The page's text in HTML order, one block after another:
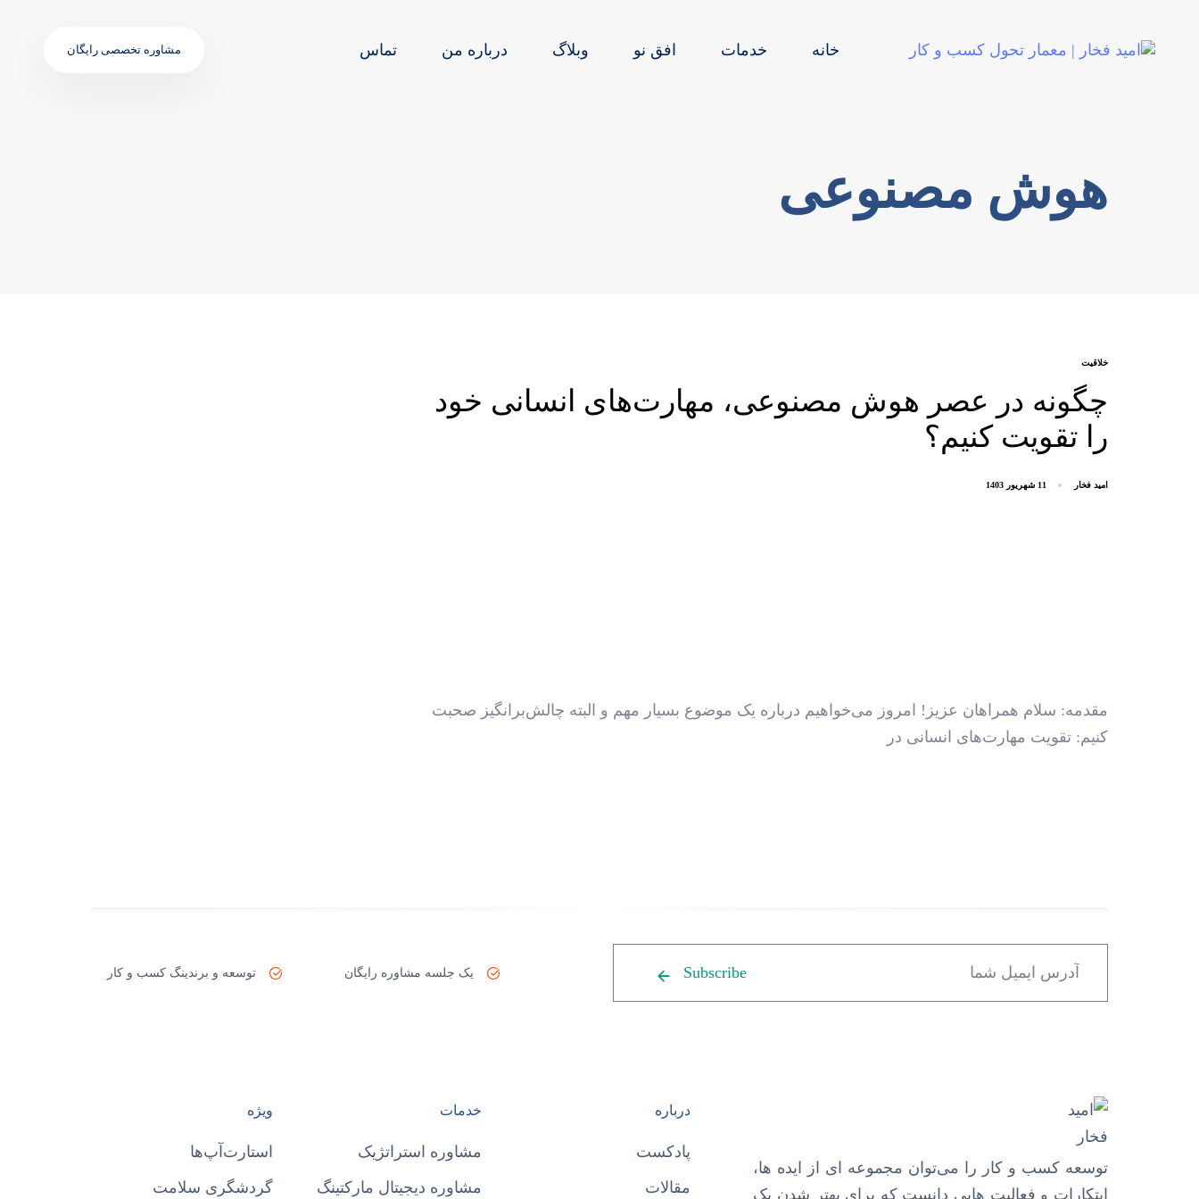
خانه خدمات افق نو وبلاگ درباره من تماس مشاوره تخصصی رایگان
هوش مصنوعی
خلاقیت
چگونه در عصر هوش مصنوعی، مهارت‌های انسانی خود
را تقویت کنیم؟
امید فخار 11 شهریور 1403
مقدمه: سلام همراهان عزیز! امروز می‌خواهیم درباره یک موضوع بسیار مهم و البته چالش‌برانگیز صحبت
کنیم: تقویت مهارت‌های انسانی در
Subscribe یک جلسه مشاوره رایگان توسعه و برندینگ کسب و کار
توسعه کسب و کار را می‌توان مجموعه ای از ایده ها،
ابتکارات و فعالیت هایی دانست که برای بهتر شدن یک
درباره
پادکست
مقالات
خدمات
مشاوره استراتژیک
مشاوره دیجیتال مارکتینگ
ویژه
استارت‌آپ‌ها
گردشگری سلامت